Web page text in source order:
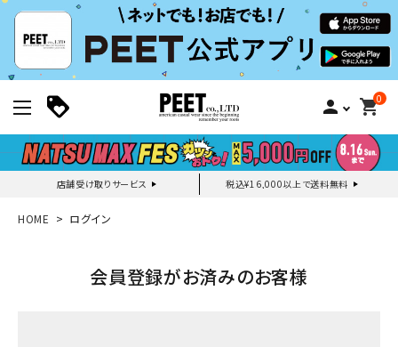
person 0
shopping_cart
店舗受け取りサービス 税込¥16,000以上で送料無料
新規会員登録｜ログイン
HOME ログイン
会員登録がお済みのお客様